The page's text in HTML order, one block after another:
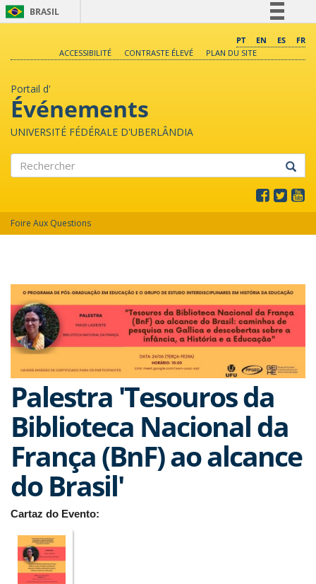
BRASIL
Comunica BR
PT EN ES
FR
ACCESSIBILITÉ
CONTRASTE ÉLEVÉ PLAN DU SITE
Portail d'
Événements
UNIVERSITÉ FÉDÉRALE D'UBERLÂNDIA
Foire Aux Questions
Palestra 'Tesouros da
Biblioteca Nacional da
França (BnF) ao alcance
do Brasil'
Cartaz do Evento: